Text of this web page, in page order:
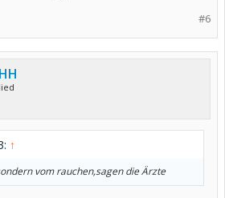
#6
↑
vom rauchen,sagen die Ärzte